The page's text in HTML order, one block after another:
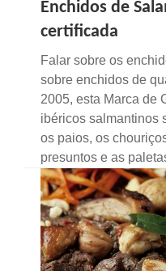
Enchidos de
certificada
Falar sobre os
sobre enchidos de
2005, esta Marca de
ibéricos salmantinos
os paios, os
presuntos e as